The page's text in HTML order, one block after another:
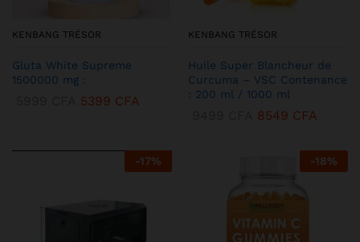
KENBANG TRÉSOR
Gluta White Supreme
1500000 mg :
5399 CFA
KENBANG TRÉSOR
Huile Super Blancheur de
Curcuma – VSC Contenance
: 200 ml / 1000 ml
8549 CFA
-17% -18%